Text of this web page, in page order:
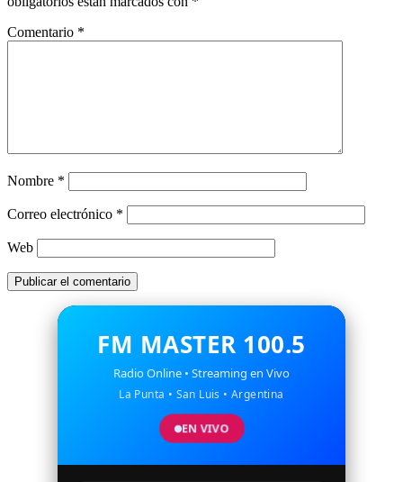
Comentario *
Nombre *
Correo electrónico *
Web
FM MASTER 100.5
Radio Online • Streaming en Vivo
La Punta • San Luis • Argentina
EN VIVO